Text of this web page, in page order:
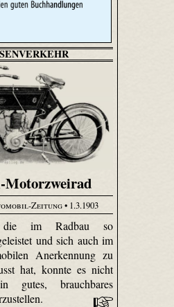
Motorzweirad
Zeitung• 1.3.1903
im Radbau so
und sich auch im
Anerkennung zu
hat, konnte es nicht
gutes, brauchbares